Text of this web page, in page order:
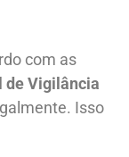
com as
de Vigilância
Isso